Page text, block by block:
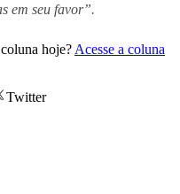
em seu favor”.
hoje? Acesse a coluna
Twitter